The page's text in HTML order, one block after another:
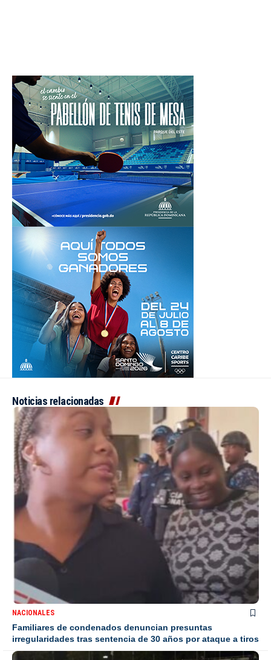
Noticias relacionadas
NACIONALES
Familiares de condenados denuncian presuntas
irregularidades tras sentencia de 30 años por ataque a tiros